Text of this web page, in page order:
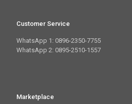
Customer Service
WhatsApp 1: 0896-2350-7755
WhatsApp 2: 0895-2510-1557
Marketplace